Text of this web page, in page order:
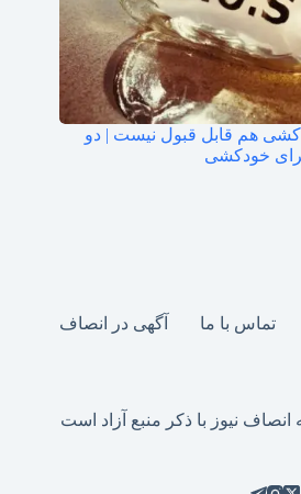
هم قابل قبول نیست | دو
خودکشی
تماس با ما
آگهی در انصاف
نیوز با ذکر منبع آزاد است